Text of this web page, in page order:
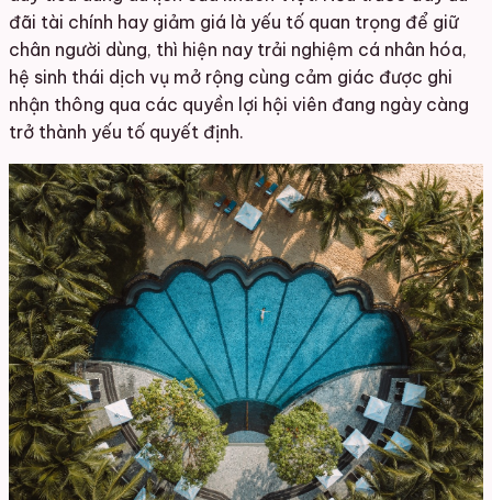
đãi tài chính hay giảm giá là yếu tố quan trọng để giữ
chân người dùng, thì hiện nay trải nghiệm cá nhân hóa,
hệ sinh thái dịch vụ mở rộng cùng cảm giác được ghi
nhận thông qua các quyền lợi hội viên đang ngày càng
trở thành yếu tố quyết định.